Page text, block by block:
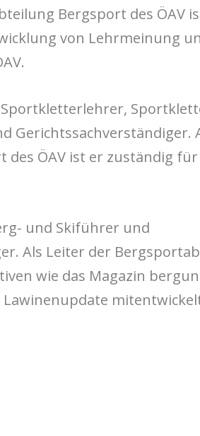
Bergsport des ÖAV
von Lehrmeinung
Gerichtssachverständiger.
ÖAV ist er zuständig für
und Skiführer und
Als Leiter der
wie das Magazin
Lawinenupdate